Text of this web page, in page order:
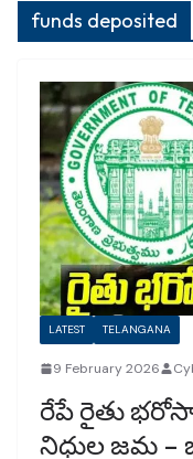
funds deposited
LATEST TELANGANA
9 February 2026
రేపే రైతు
నిధుల జమ –